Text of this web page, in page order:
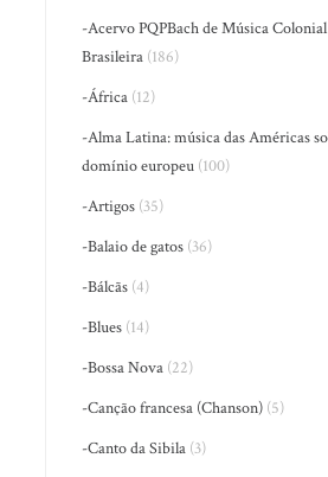
-Acervo PQPBach de Música
Brasileira (186)
-África (12)
-Alma Latina: música das Américas
domínio europeu (100)
-Artigos (35)
-Balaio de gatos (36)
-Bálcãs (4)
-Blues (14)
-Bossa Nova (22)
-Canção francesa (Chanson) (5)
-Canto da Sibila (3)